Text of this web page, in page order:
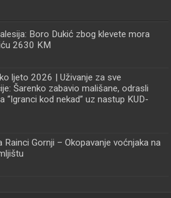
Boro Dukić zbog klevete mora
2630 KM
ljeto 2026 | Uživanje za sve
Šarenko zabavio mališane, odrasli
“Igranci kod nekad” uz nastup KUD-
Rainci Gornji – Okopavanje voćnjaka na